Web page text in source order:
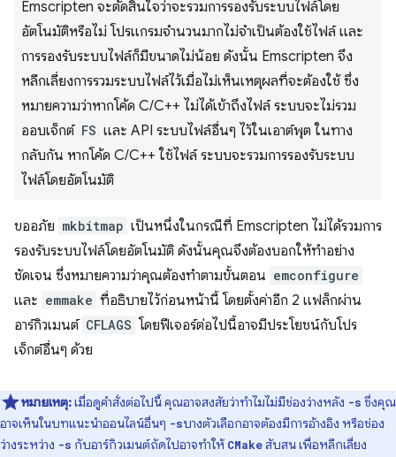
Emscripten จะตัดสินใจว่าจะรวมการรองรับระบบไฟล์โดย
อัตโนมัติหรือไม่ โปรแกรมจำนวนมากไม่จำเป็นต้องใช้ไฟล์ และ
การรองรับระบบไฟล์ก็มีขนาดไม่น้อย ดังนั้น Emscripten จึง
หลีกเลี่ยงการรวมระบบไฟล์ไว้เมื่อไม่เห็นเหตุผลที่จะต้องใช้ ซึ่ง
หมายความว่าหากโค้ด C/C++ ไม่ได้เข้าถึงไฟล์ ระบบจะไม่รวม
ออบเจ็กต์ FS และ API ระบบไฟล์อื่นๆ ไว้ในเอาต์พุต ในทาง
กลับกัน หากโค้ด C/C++ ใช้ไฟล์ ระบบจะรวมการรองรับระบบ
ไฟล์โดยอัตโนมัติ
ขออภัย mkbitmap เป็นหนึ่งในกรณีที่ Emscripten ไม่ได้รวมการ
รองรับระบบไฟล์โดยอัตโนมัติ ดังนั้นคุณจึงต้องบอกให้ทำอย่าง
ชัดเจน ซึ่งหมายความว่าคุณต้องทำตามขั้นตอน emconfigure
และ emmake ที่อธิบายไว้ก่อนหน้านี้ โดยตั้งค่าอีก 2 แฟล็กผ่าน
อาร์กิวเมนต์ CFLAGS โดยฟีเจอร์ต่อไปนี้อาจมีประโยชน์กับโปร
เจ็กต์อื่นๆ ด้วย
หมายเหตุ:เมื่อดูคำสั่งต่อไปนี้ คุณอาจสงสัยว่าทำไมไม่มีช่องว่างหลัง -s ซึ่งคุณ
อาจเห็นในบทแนะนำออนไลน์อื่นๆ -sบางตัวเลือกอาจต้องมีการอ้างอิง หรือช่อง
ว่างระหว่าง -s กับอาร์กิวเมนต์ถัดไปอาจทำให้ CMakeสับสน เพื่อหลีกเลี่ยง